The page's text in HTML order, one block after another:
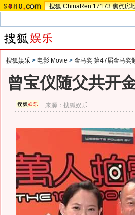
搜狐 ChinaRen 17173 焦点房
搜狐娱乐 > 电影 Movie > 金马奖 第47届金马奖
曾宝仪随父共开
来源：搜狐娱乐